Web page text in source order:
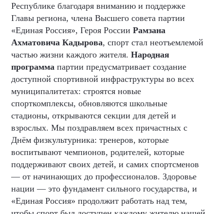
Республике благодаря вниманию и поддержке
Главы региона, члена Высшего совета партии
«Единая Россия», Героя России Рамзана
Ахматовича Кадырова, спорт стал неотъемлемой
частью жизни каждого жителя. Народная
программа партии предусматривает создание
доступной спортивной инфраструктуры во всех
муниципалитетах: строятся новые
спорткомплексы, обновляются школьные
стадионы, открываются секции для детей и
взрослых. Мы поздравляем всех причастных с
Днём физкультурника: тренеров, которые
воспитывают чемпионов, родителей, которые
поддерживают своих детей, и самих спортсменов
— от начинающих до профессионалов. Здоровье
нации — это фундамент сильного государства, и
«Единая Россия» продолжит работать над тем,